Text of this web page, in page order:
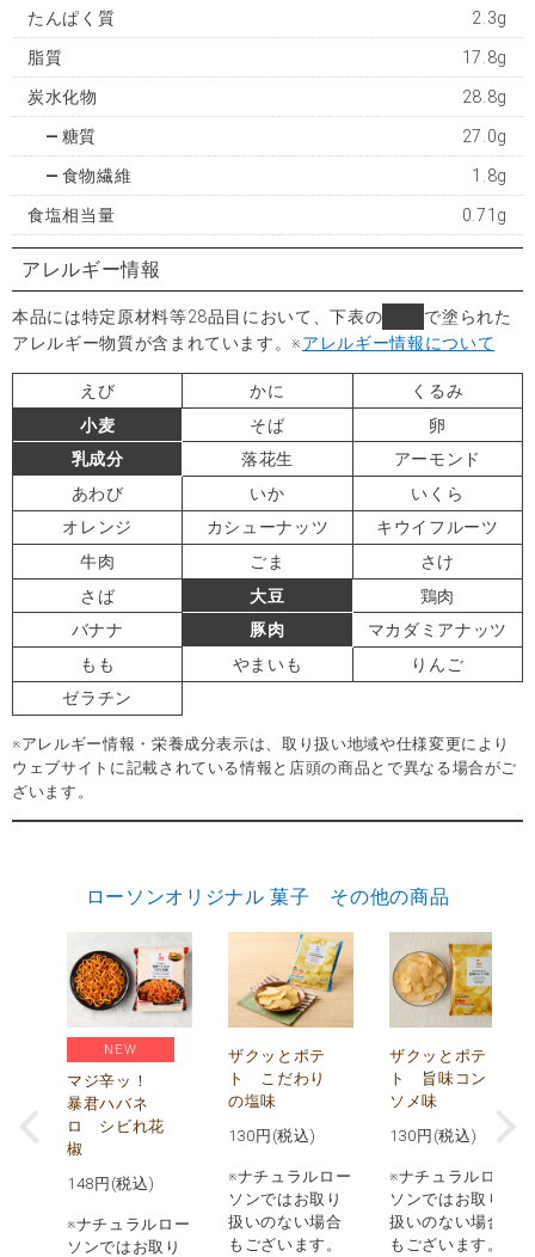
たんぱく質 2.3g
脂質 17.8g
炭水化物 28.8g
糖質 27.0g
食物繊維 1.8g
食塩相当量 0.71g
アレルギー情報
本品には特定原材料等28品目において、下表の
で塗られた
アレルギー物質が含まれています。※アレルギー情報について
えび かに
くるみ
小麦
そば
卵
乳成分
落花生
アーモンド
あわび
いか
いくら
オレンジ
カシューナッツ
キウイフルーツ
牛肉
ごま
さけ
さば
大豆
鶏肉
バナナ
豚肉
マカダミアナッツ
もも
やまいも
りんご
ゼラチン
※アレルギー情報・栄養成分表示は、取り扱い地域や仕様変更により
ウェブサイトに記載されている情報と店頭の商品とで異なる場合がご
ざいます。
ローソンオリジナル 菓子 その他の商品
NEW
マジ辛ッ！
暴君ハバネ
ロ シビれ花
椒
148 円(税込)
※ナチュラルロー
ソンではお取り
ザクッとポテ
ト こだわり
の塩味
130 円(税込)
※ナチュラルロー
ソンではお取り
扱いのない場合
もございます。
ザクッとポテ
ト 旨味コン
ソメ味
130 円(税込)
※ナチュラルロー
ソンではお取り
扱いのない場合
もございます。